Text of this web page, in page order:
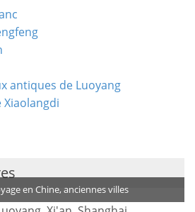
antiques de Luoyang
en Chine, anciennes villes